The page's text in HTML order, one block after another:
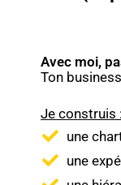
Avec moi,
Ton
Je construis :
une
une